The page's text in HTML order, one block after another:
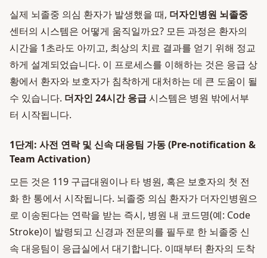
실제 뇌졸중 의심 환자가 발생했을 때, 더자인병원 뇌졸중
센터의 시스템은 어떻게 움직일까요? 모든 과정은 환자의
시간을 1초라도 아끼고, 최상의 치료 결과를 얻기 위해 정교
하게 설계되었습니다. 이 프로세스를 이해하는 것은 응급 상
황에서 환자와 보호자가 침착하게 대처하는 데 큰 도움이 될
수 있습니다. 더자인 24시간 응급시스템은 병원 밖에서부
터 시작됩니다.
1단계: 사전 연락 및 신속 대응팀 가동 (Pre-notification &
Team Activation)
모든 것은 119 구급대원이나 타 병원, 혹은 보호자의 첫 전
화 한 통에서 시작됩니다. 뇌졸중 의심 환자가 더자인병원으
로 이송된다는 연락을 받는 즉시, 병원 내 코드명(예: Code
Stroke)이 발령되고 신경과 전문의를 필두로 한 뇌졸중 신
속 대응팀이 응급실에서 대기합니다. 이때부터 환자의 도착